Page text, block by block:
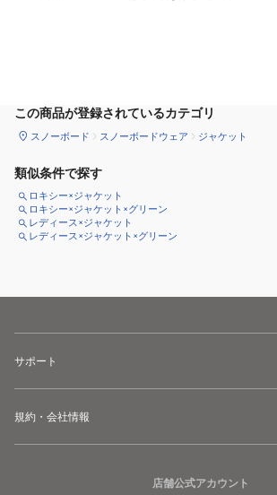
この商品が登録されているカテゴリ
スノーボード スノーボードウェア ジャケット
類似条件で探す
ロキシー×ジャケット
ロキシー×ジャケット×グリーン
レディース×ジャケット
レディース×ジャケット×グリーン
サポート
規約・会社情報
店舗公式アカウント